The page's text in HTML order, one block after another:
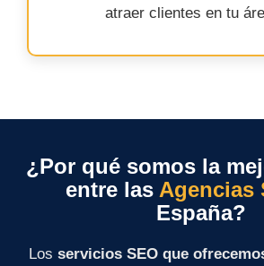
atraer clientes en tu
¿Por qué somos la
entre las Agencias
España?
Los servicios SEO que